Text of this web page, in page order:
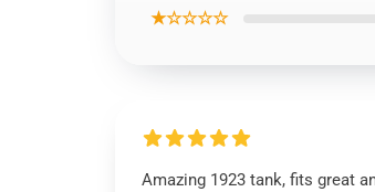
★☆☆☆☆
Amazing 1923 tank, fits great